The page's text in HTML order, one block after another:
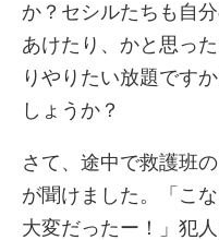
か？セシルたちも自
あけたり、かと思っ
りやりたい放題です
しょうか？
さて、途中で救護班
が聞けました。「こ
大変だったー！」犯